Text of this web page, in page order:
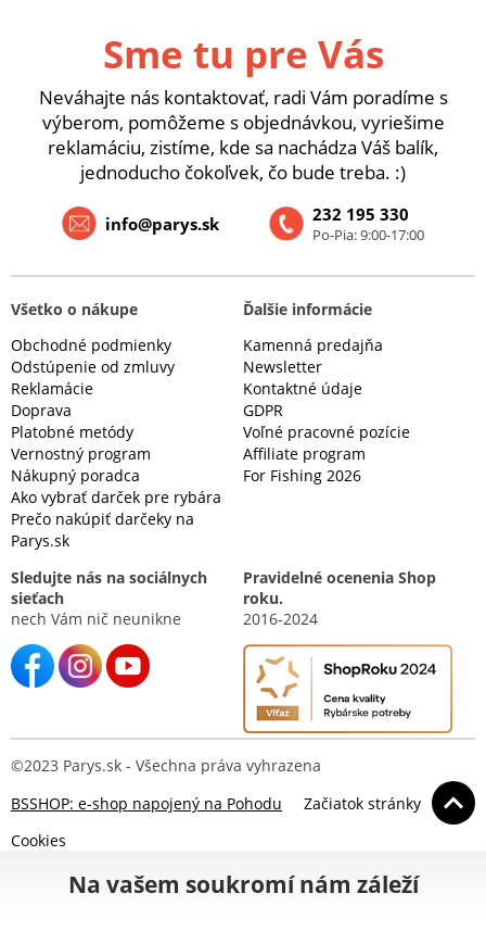
Sme tu pre Vás
Neváhajte nás kontaktovať, radi Vám poradíme s
výberom, pomôžeme s objednávkou, vyriešime
reklamáciu, zistíme, kde sa nachádza Váš balík,
jednoducho čokoľvek, čo bude treba. :)
232 195 330
Po-Pia: 9:00-17:00
info@parys.sk
Všetko o nákupe
Obchodné podmienky
Odstúpenie od zmluvy
Reklamácie
Doprava
Platobné metódy
Vernostný program
Nákupný poradca
Ako vybrať darček pre rybára
Prečo nakúpiť darčeky na
Parys.sk
Ďalšie informácie
Kamenná predajňa
Newsletter
Kontaktné údaje
GDPR
Voľné pracovné pozície
Affiliate program
For Fishing 2026
Sledujte nás na sociálnych
sieťach
nech Vám nič neunikne
Pravidelné ocenenia Shop
roku.
2016-2024
©2023 Parys.sk - Všechna práva vyhrazena
BSSHOP: e-shop napojený na Pohodu
Začiatok stránky
Cookies
Na vašem soukromí nám záleží